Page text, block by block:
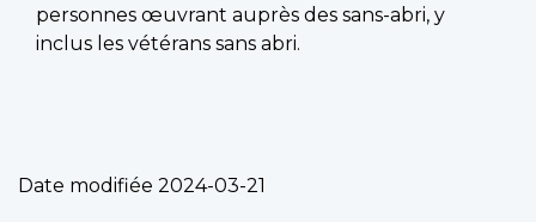
personnes œuvrant auprès des sans-abri, y
inclus les vétérans sans abri.
Date modifiée 2024-03-21